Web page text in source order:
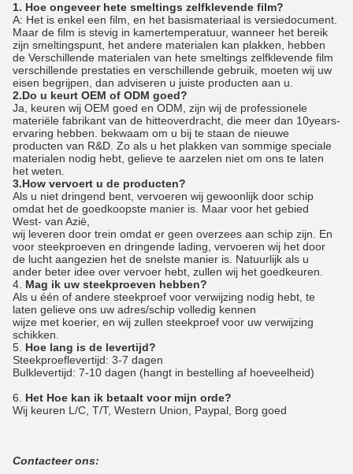
1. Hoe ongeveer hete smeltings zelfklevende film?
A: Het is enkel een film, en het basismateriaal is versiedocument.
Maar de film is stevig in kamertemperatuur, wanneer het bereik
zijn smeltingspunt, het andere materialen kan plakken, hebben
de Verschillende materialen van hete smeltings zelfklevende film
verschillende prestaties en verschillende gebruik, moeten wij uw
eisen begrijpen, dan adviseren u juiste producten aan u.
2.Do u keurt OEM of ODM goed?
Ja, keuren wij OEM goed en ODM, zijn wij de professionele
materiële fabrikant van de hitteoverdracht, die meer dan 10years-
ervaring hebben. bekwaam om u bij te staan de nieuwe
producten van R&D. Zo als u het plakken van sommige speciale
materialen nodig hebt, gelieve te aarzelen niet om ons te laten
het weten.
3.How vervoert u de producten?
Als u niet dringend bent, vervoeren wij gewoonlijk door schip
omdat het de goedkoopste manier is. Maar voor het gebied
West- van Azië,
wij leveren door trein omdat er geen overzees aan schip zijn. En
voor steekproeven en dringende lading, vervoeren wij het door
de lucht aangezien het de snelste manier is. Natuurlijk als u
ander beter idee over vervoer hebt, zullen wij het goedkeuren.
4. Mag ik uw steekproeven hebben?
Als u één of andere steekproef voor verwijzing nodig hebt, te
laten gelieve ons uw adres/schip volledig kennen
wijze met koerier, en wij zullen steekproef voor uw verwijzing
schikken.
5. Hoe lang is de levertijd?
Steekproeflevertijd: 3-7 dagen
Bulklevertijd: 7-10 dagen (hangt in bestelling af hoeveelheid)
6. Het Hoe kan ik betaalt voor mijn orde?
Wij keuren L/C, T/T, Western Union, Paypal, Borg goed
Contacteer ons: